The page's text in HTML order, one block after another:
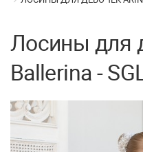
Лосины для
Ballerina -